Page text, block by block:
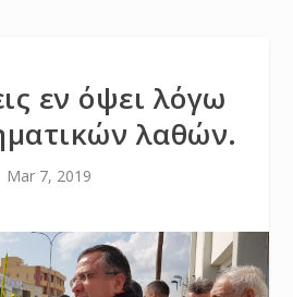
εν όψει λόγω
λαθών.
Mar 7, 2019